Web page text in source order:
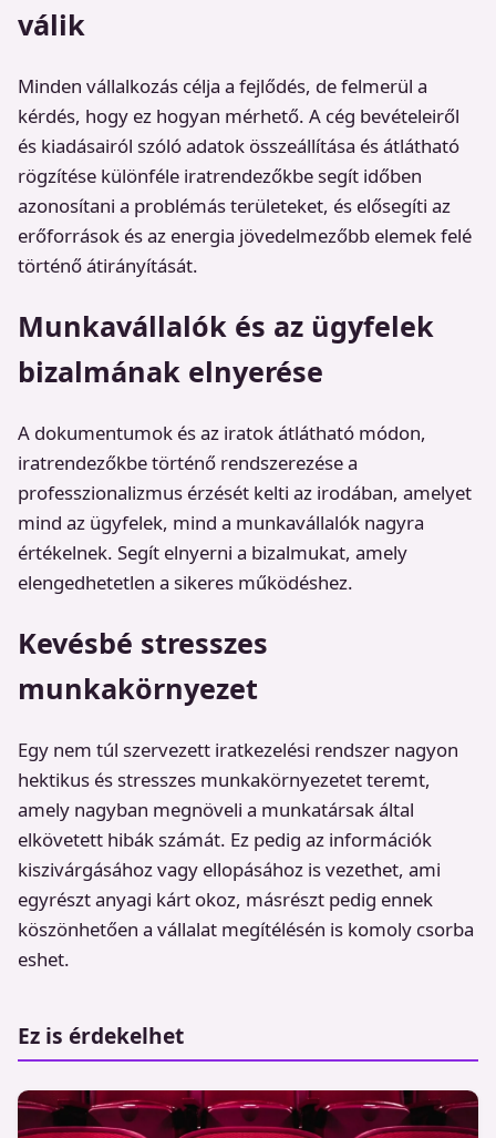
válik
Minden vállalkozás célja a fejlődés, de felmerül a
kérdés, hogy ez hogyan mérhető. A cég bevételeiről
és kiadásairól szóló adatok összeállítása és átlátható
rögzítése különféle iratrendezőkbe segít időben
azonosítani a problémás területeket, és elősegíti az
erőforrások és az energia jövedelmezőbb elemek felé
történő átirányítását.
Munkavállalók és az ügyfelek
bizalmának elnyerése
A dokumentumok és az iratok átlátható módon,
iratrendezőkbe történő rendszerezése a
professzionalizmus érzését kelti az irodában, amelyet
mind az ügyfelek, mind a munkavállalók nagyra
értékelnek. Segít elnyerni a bizalmukat, amely
elengedhetetlen a sikeres működéshez.
Kevésbé stresszes
munkakörnyezet
Egy nem túl szervezett iratkezelési rendszer nagyon
hektikus és stresszes munkakörnyezetet teremt,
amely nagyban megnöveli a munkatársak által
elkövetett hibák számát. Ez pedig az információk
kiszivárgásához vagy ellopásához is vezethet, ami
egyrészt anyagi kárt okoz, másrészt pedig ennek
köszönhetően a vállalat megítélésén is komoly csorba
eshet.
Ez is érdekelhet